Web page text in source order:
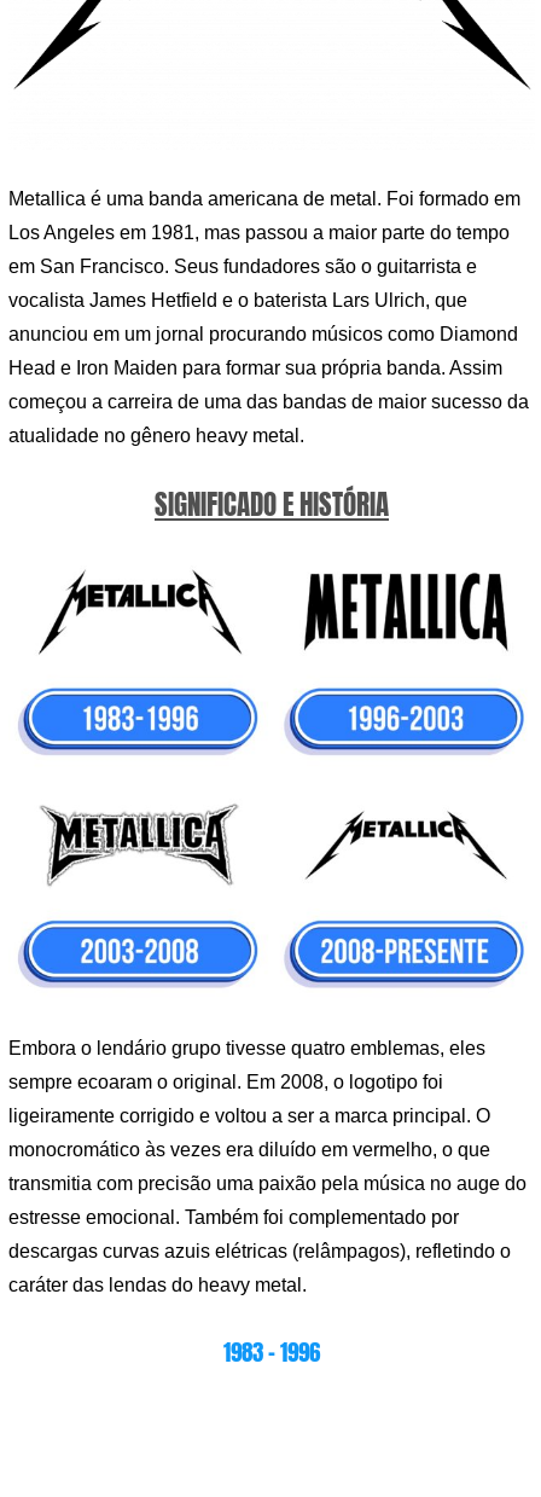
Metallica é uma banda americana de metal. Foi formado em
Los Angeles em 1981, mas passou a maior parte do tempo
em San Francisco. Seus fundadores são o guitarrista e
vocalista James Hetfield e o baterista Lars Ulrich, que
anunciou em um jornal procurando músicos como Diamond
Head e Iron Maiden para formar sua própria banda. Assim
começou a carreira de uma das bandas de maior sucesso da
atualidade no gênero heavy metal.
SIGNIFICADO E HISTÓRIA
Embora o lendário grupo tivesse quatro emblemas, eles
sempre ecoaram o original. Em 2008, o logotipo foi
ligeiramente corrigido e voltou a ser a marca principal. O
monocromático às vezes era diluído em vermelho, o que
transmitia com precisão uma paixão pela música no auge do
estresse emocional. Também foi complementado por
descargas curvas azuis elétricas (relâmpagos), refletindo o
caráter das lendas do heavy metal.
1983 – 1996